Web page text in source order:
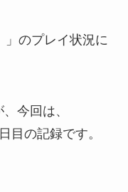
」のプレイ状況に
今回は、
目の記録です。